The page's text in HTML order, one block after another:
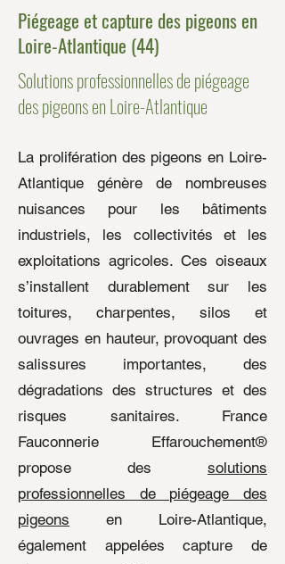
Piégeage et capture des pigeons en
Loire-Atlantique (44)
Solutions professionnelles de piégeage
des pigeons en Loire-Atlantique
La prolifération des pigeons en Loire-
Atlantique génère de nombreuses
nuisances pour les bâtiments
industriels, les collectivités et les
exploitations agricoles. Ces oiseaux
s’installent durablement sur les
toitures, charpentes, silos et
ouvrages en hauteur, provoquant des
salissures importantes, des
dégradations des structures et des
risques sanitaires. France
Fauconnerie Effarouchement®
propose des solutions
professionnelles de piégeage des
pigeons en Loire-Atlantique,
également appelées capture de